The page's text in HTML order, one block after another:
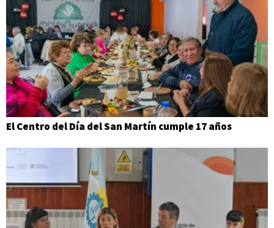
El Centro del Día del San Martín cumple 17 años